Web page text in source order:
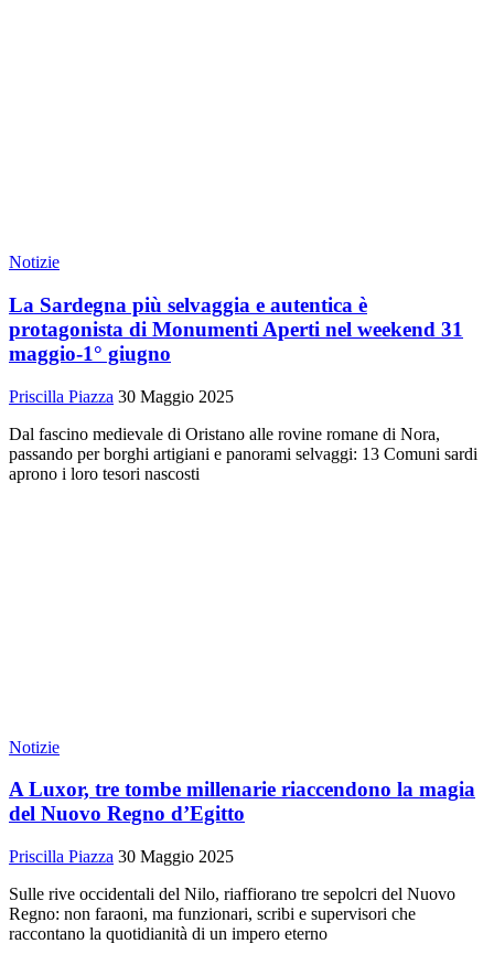
Notizie
La Sardegna più selvaggia e autentica è
protagonista di Monumenti Aperti nel weekend 31
maggio-1° giugno
Priscilla Piazza 30 Maggio 2025
Dal fascino medievale di Oristano alle rovine romane di Nora,
passando per borghi artigiani e panorami selvaggi: 13 Comuni sardi
aprono i loro tesori nascosti
Notizie
A Luxor, tre tombe millenarie riaccendono la magia
del Nuovo Regno d’Egitto
Priscilla Piazza 30 Maggio 2025
Sulle rive occidentali del Nilo, riaffiorano tre sepolcri del Nuovo
Regno: non faraoni, ma funzionari, scribi e supervisori che
raccontano la quotidianità di un impero eterno